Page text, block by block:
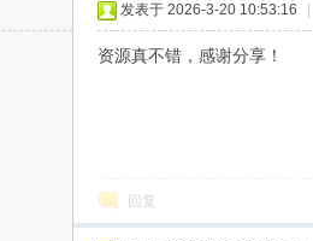
发表于 2026-3-20 10:53:16
资源真不错，感谢分享！
回复